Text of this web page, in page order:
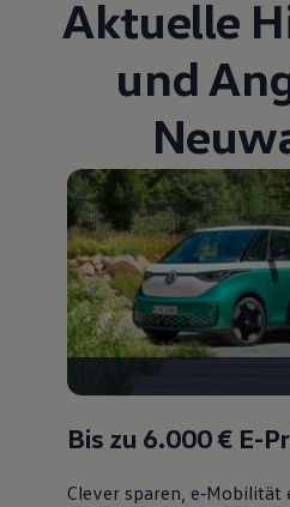
Aktuelle
und
Bis zu 6.000 € E-
Clever sparen, e‑Mobilität